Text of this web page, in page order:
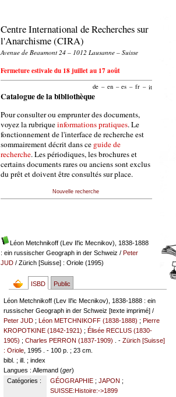
Centre International de Recherches sur
l'Anarchisme (CIRA)
Avenue de Beaumont 24 – 1012 Lausanne – Suisse
Fermeture estivale du 18 juillet au 17 août
de – en – es – fr – it
Catalogue de la bibliothèque
Pour consulter ou emprunter des documents,
voyez la rubriqueinformations pratiques. Le
fonctionnement de l'interface de recherche est
sommairement décrit dans ce guide de
recherche. Les périodiques, les brochures et
certains documents rares ou anciens sont exclus
du prêt et doivent être consultés sur place.
Nouvelle recherche
Léon Metchnikoff (Lev Il'ic Mecnikov), 1838-1888
: ein russischer Geograph in der Schweiz / Peter
JUD/ Zürich [Suisse] : Oriole (1995)
ISBD Public
Léon Metchnikoff (Lev Il'ic Mecnikov), 1838-1888 : ein
russischer Geograph in der Schweiz [texte imprimé] /
Peter JUD ;Léon METCHNIKOFF (1838-1888) ;Pierre
KROPOTKINE (1842-1921) ;Élisée RECLUS (1830-
1905) ;Charles PERRON (1837-1909) . -Zürich [Suisse]
: Oriole , 1995 . - 100 p. ; 23 cm.
bibl. ; ill. ; index
Langues : Allemand (ger)
Catégories :
GÉOGRAPHIE; JAPON ;
SUISSE:Histoire:->1899